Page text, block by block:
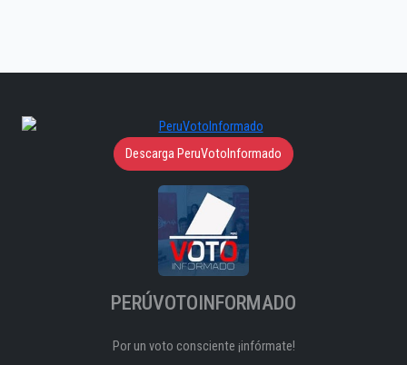
Descarga PeruVotoInformado
PERÚVOTOINFORMADO
Por un voto consciente ¡infórmate!